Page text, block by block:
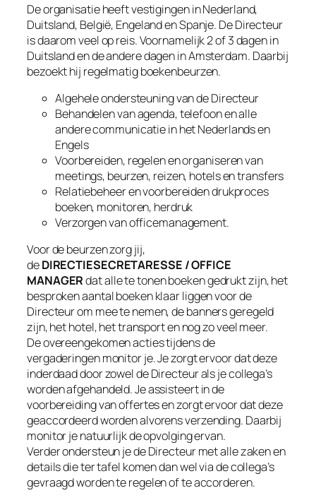
De organisatie heeft vestigingen in Nederland,
Duitsland, België, Engeland en Spanje. De Directeur
is daarom veel op reis. Voornamelijk 2 of 3 dagen in
Duitsland en de andere dagen in Amsterdam. Daarbij
bezoekt hij regelmatig boekenbeurzen.
Algehele ondersteuning van de Directeur
Behandelen van agenda, telefoon en alle
andere communicatie in het Nederlands en
Engels
Voorbereiden, regelen en organiseren van
meetings, beurzen, reizen, hotels en transfers
Relatiebeheer en voorbereiden drukproces
boeken, monitoren, herdruk
Verzorgen van officemanagement.
Voor de beurzen zorg jij,
deDIRECTIESECRETARESSE / OFFICE
MANAGERdat alle te tonen boeken gedrukt zijn, het
besproken aantal boeken klaar liggen voor de
Directeur om mee te nemen, de banners geregeld
zijn, het hotel, het transport en nog zo veel meer.
De overeengekomen acties tijdens de
vergaderingen monitor je. Je zorgt ervoor dat deze
inderdaad door zowel de Directeur als je collega’s
worden afgehandeld. Je assisteert in de
voorbereiding van offertes en zorgt ervoor dat deze
geaccordeerd worden alvorens verzending. Daarbij
monitor je natuurlijk de opvolging ervan.
Verder ondersteun je de Directeur met alle zaken en
details die ter tafel komen dan wel via de collega’s
gevraagd worden te regelen of te accorderen.